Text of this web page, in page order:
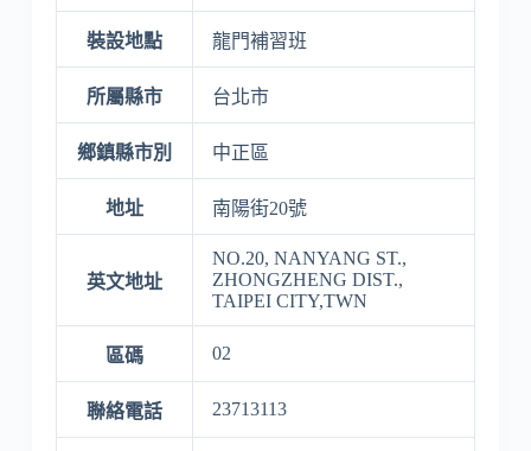
裝設地點 龍門補習班
所屬縣市 台北市
鄉鎮縣市別 中正區
地址 南陽街20號
英文地址
NO.20, NANYANG ST.,
ZHONGZHENG DIST.,
TAIPEI CITY,TWN
區碼 02
聯絡電話 23713113